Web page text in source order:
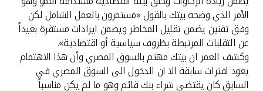
الأمر الذي وضحه بيتك بالقول «مستمرون بالعمل الشامل لكن
وفق تقنين يضمن تقليل المخاطر ويضمن ايرادات مستقرة بعيداً
عن التقلبات المرتبطة بظروف سياسية أو اقتصادية».
وكشف العمر ان بيتك مهتم بالسوق المصري وأن هذا الاهتمام
يعود لفترات سابقة الا ان الدخول الى السوق المصري في
السابق كان يقتضي شراء بنك قائم وهو ما لم يكن مناسباً